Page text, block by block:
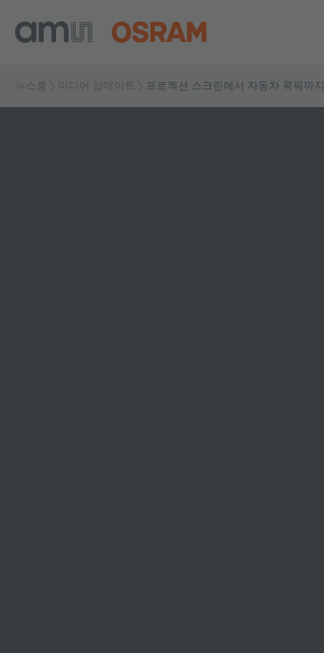
뉴스룸 미디어 업데이트 프로젝션 스크린에서 자동차 콕픽까지